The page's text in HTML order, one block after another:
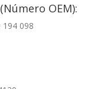
OEM):
194 098